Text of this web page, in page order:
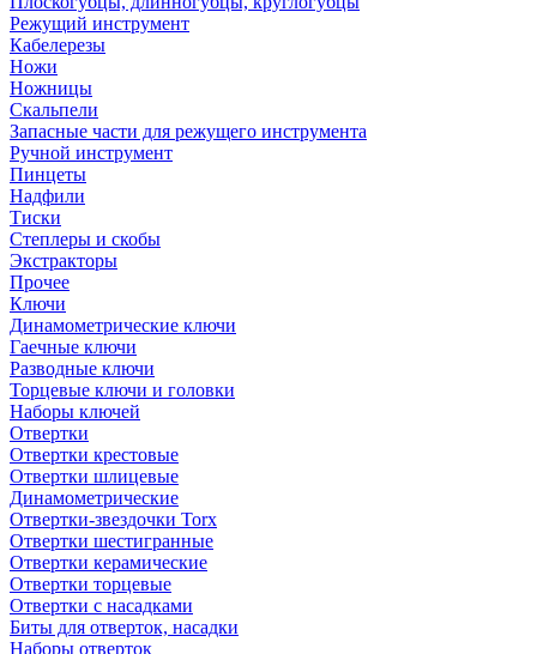
Режущий инструмент
Кабелерезы
Ножи
Ножницы
Скальпели
Запасные части для режущего инструмента
Ручной инструмент
Пинцеты
Надфили
Тиски
Степлеры и скобы
Экстракторы
Прочее
Ключи
Динамометрические ключи
Гаечные ключи
Разводные ключи
Торцевые ключи и головки
Наборы ключей
Отвертки
Отвертки крестовые
Отвертки шлицевые
Динамометрические
Отвертки-звездочки Torx
Отвертки шестигранные
Отвертки керамические
Отвертки торцевые
Отвертки с насадками
Биты для отверток, насадки
Наборы отверток